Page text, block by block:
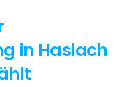
in Haslach